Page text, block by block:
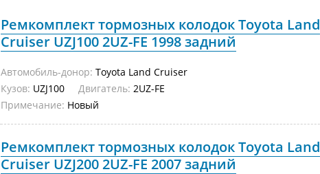
Ремкомплект тормозных колодок Toyota Land
Cruiser UZJ100 2UZ-FE 1998 задний
Автомобиль-донор: Toyota Land Cruiser
Кузов: UZJ100 Двигатель: 2UZ-FE
Примечание: Новый
Ремкомплект тормозных колодок Toyota Land
Cruiser UZJ200 2UZ-FE 2007 задний